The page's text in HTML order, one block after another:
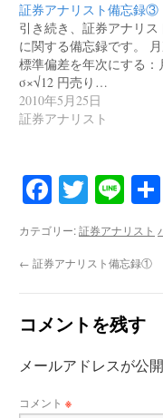
証券アナリスト備忘録③
引き続き、証券アナリス
に関する備忘録です。
標準偏差を年次にする：
σ×√12 円売り…
2010年5月25日
証券アナリスト
Facebook
Twitter
Line
カテゴリー:証券アナリスト
← 証券アナリスト備忘録①
コメントを残す
メールアドレスが公
コメント ※